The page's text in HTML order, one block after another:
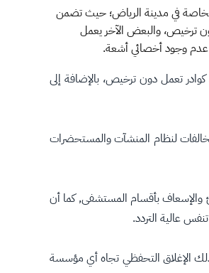
في مدينة الرياض؛ حيث تضمن
ترخيص، والبعض الآخر يعمل
عدم وجود أخصائي أشعة.
تعمل دون ترخيص، بالإضافة إلى
لنظام المنشآت والمستحضرات
والطوارئ والإسعاف بأقسام المستشفى, كما أن
عالية التردد.
ذلك الإغلاق التحفظي تجاه أي مؤسسة